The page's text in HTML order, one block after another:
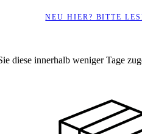
NEU HIER? BITTE
diese innerhalb weniger Tage